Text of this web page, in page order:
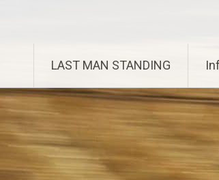
contenu
LAST MAN STANDING